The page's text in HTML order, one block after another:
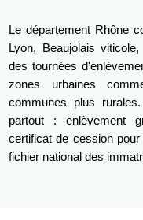
Le département Rhône
Lyon, Beaujolais
des tournées
zones urbaines
communes plus
partout : enlèvement
certificat de cession
fichier national des